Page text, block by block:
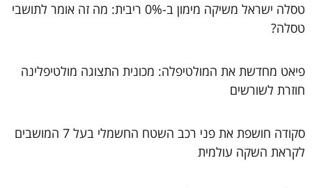
טסלה ישראל משיקה מימון ב-0% ריבית: מה זה אומר לתושבי
טסלה?
פיאט מחדשת את המולטיפלה: מכונית התצוגה מולטיפלינה
חוזרת לשורשים
סקודה חושפת את פני רכב השטח החשמלי בעל 7 המושבים
לקראת השקה עולמית